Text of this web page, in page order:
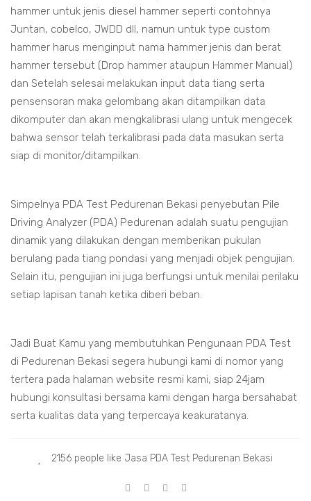
hammer untuk jenis diesel hammer seperti contohnya
Juntan, cobelco, JWDD dll, namun untuk type custom
hammer harus menginput nama hammer jenis dan berat
hammer tersebut (Drop hammer ataupun Hammer Manual)
dan Setelah selesai melakukan input data tiang serta
pensensoran maka gelombang akan ditampilkan data
dikomputer dan akan mengkalibrasi ulang untuk mengecek
bahwa sensor telah terkalibrasi pada data masukan serta
siap di monitor/ditampilkan.
Simpelnya PDA Test Pedurenan Bekasi penyebutan Pile
Driving Analyzer (PDA) Pedurenan adalah suatu pengujian
dinamik yang dilakukan dengan memberikan pukulan
berulang pada tiang pondasi yang menjadi objek pengujian.
Selain itu, pengujian ini juga berfungsi untuk menilai perilaku
setiap lapisan tanah ketika diberi beban.
Jadi Buat Kamu yang membutuhkan Pengunaan PDA Test
di Pedurenan Bekasi segera hubungi kami di nomor yang
tertera pada halaman website resmi kami, siap 24jam
hubungi konsultasi bersama kami dengan harga bersahabat
serta kualitas data yang terpercaya keakuratanya.
2156 people like Jasa PDA Test Pedurenan Bekasi